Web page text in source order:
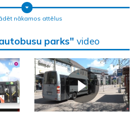
nākamos attēlus
parks" video